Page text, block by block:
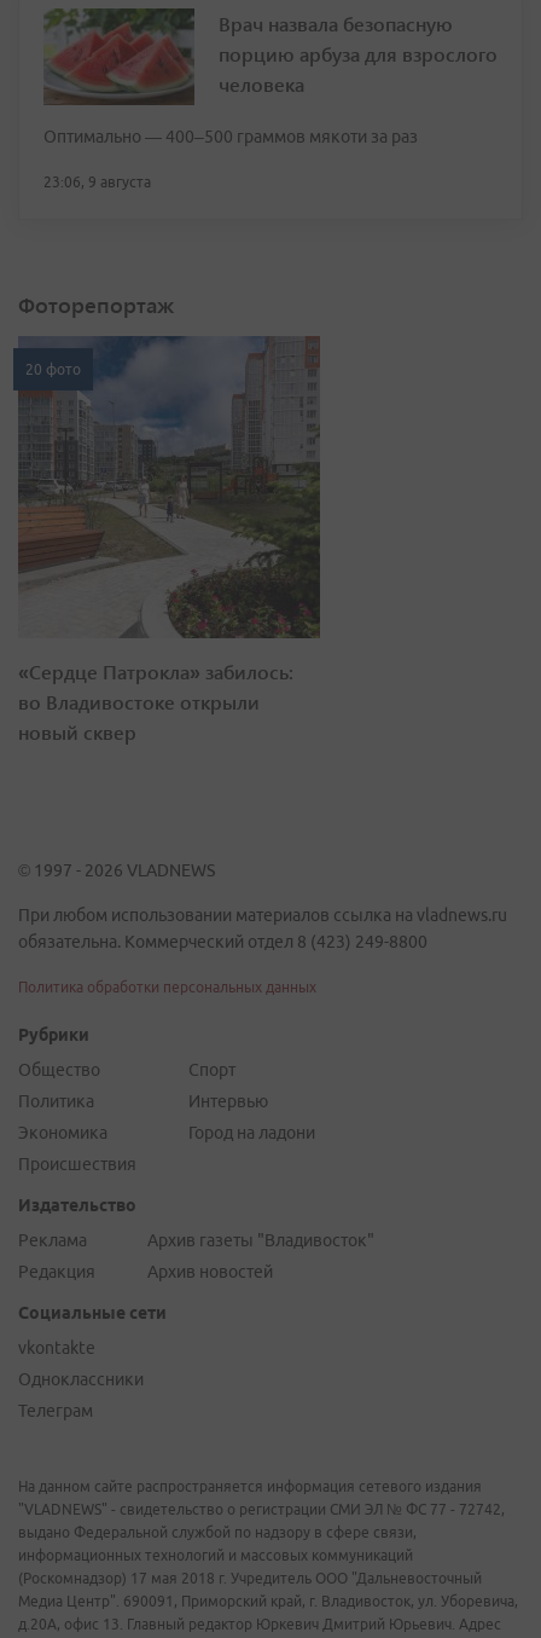
Врач назвала безопасную
порцию арбуза для взрослого
человека
Оптимально — 400–500 граммов мякоти за раз
23:06, 9 августа
Фоторепортаж
20 фото
«Сердце Патрокла» забилось:
во Владивостоке открыли
новый сквер
© 1997 - 2026 VLADNEWS
При любом использовании материалов ссылка на vladnews.ru
обязательна. Коммерческий отдел 8 (423) 249-8800
Политика обработки персональных данных
Рубрики
Общество
Политика
Экономика
Происшествия
Спорт
Интервью
Город на ладони
Издательство
Реклама
Редакция
Архив газеты "Владивосток"
Архив новостей
Социальные сети
vkontakte
Одноклассники
Телеграм
На данном сайте распространяется информация сетевого издания
"VLADNEWS" - свидетельство о регистрации СМИ ЭЛ № ФС 77 - 72742,
выдано Федеральной службой по надзору в сфере связи,
информационных технологий и массовых коммуникаций
(Роскомнадзор) 17 мая 2018 г. Учредитель ООО "Дальневосточный
Медиа Центр". 690091, Приморский край, г. Владивосток, ул. Уборевича,
д.20А, офис 13. Главный редактор Юркевич Дмитрий Юрьевич. Адрес